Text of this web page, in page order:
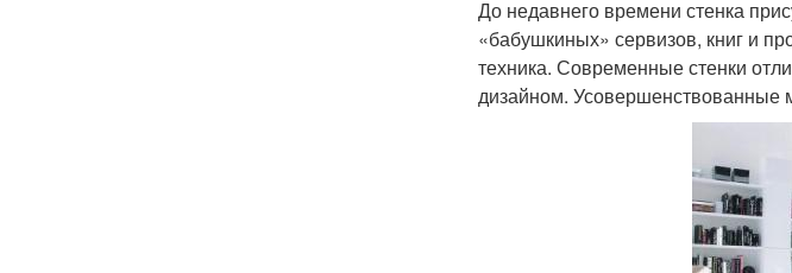
До недавнего времени стенка
«бабушкиных» сервизов, книг и
техника. Современные стенки
дизайном. Усовершенствованные